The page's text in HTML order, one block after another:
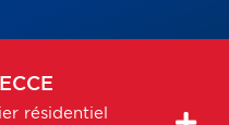
résidentiel